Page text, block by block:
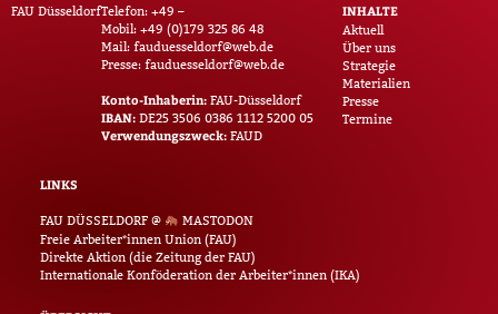
FAU DüsseldorfTelefon: +49 –
Mobil: +49 (0)179 325 86 48
Mail: fauduesseldorf@web.de
Presse: fauduesseldorf@web.de
Konto-Inhaberin: FAU-Düsseldorf
IBAN: DE25 3506 0386 1112 5200 05
Verwendungszweck: FAUD
INHALTE
Aktuell
Über uns
Strategie
Materialien
Presse
Termine
LINKS
FAU DÜSSELDORF @
MASTODON
Freie Arbeiter*innen Union (FAU)
Direkte Aktion (die Zeitung der FAU)
Internationale Konföderation der Arbeiter*innen (IKA)